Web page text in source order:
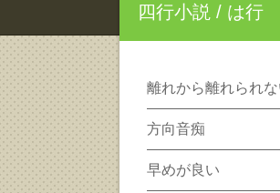
四行小説 / は行
離れから離れられ
方向音痴
早めが良い